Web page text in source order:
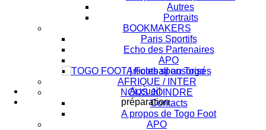
Autres
Portraits
BOOKMAKERS
Paris Sportifs
Echo des Partenaires
APO
Articles sponsorisés
AFRIQUE / INTER
NOUS JOINDRE
Contacts
A propos de Togo Foot
APO
Accueil
préparation